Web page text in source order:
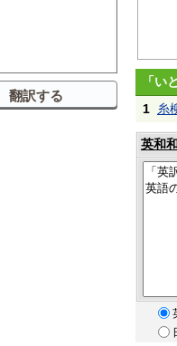
「い
1 糸
英和